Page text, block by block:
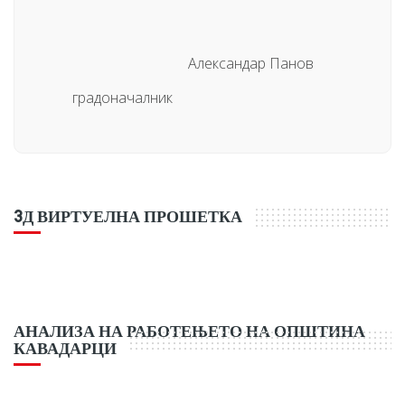
Александар Панов
градоначалник
3Д ВИРТУЕЛНА ПРОШЕТКА
АНАЛИЗА НА РАБОТЕЊЕТО НА ОПШТИНА
КАВАДАРЦИ